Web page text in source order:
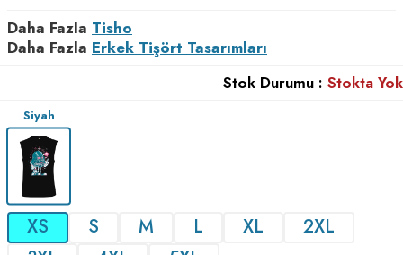
Daha Fazla Tisho
Daha Fazla Erkek Tişört Tasarımları
Stok Durumu : Stokta Yok
Siyah
XS S M L XL
2XL